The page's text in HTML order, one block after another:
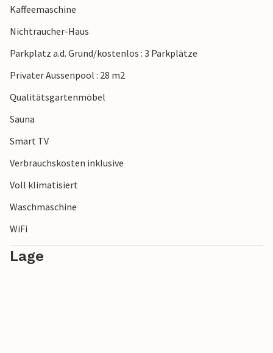
sind. Natürlich sollten Sie einen Ausflug nach Pula
einplanen und mehr über die historische Stadt erfahren,
Kaffeemaschine
Nichtraucher-Haus
Parkplatz a.d. Grund/kostenlos : 3 Parkplätze
Privater Aussenpool : 28 m2
Qualitätsgartenmöbel
Sauna
Smart TV
Verbrauchskosten inklusive
Voll klimatisiert
Waschmaschine
WiFi
Lage